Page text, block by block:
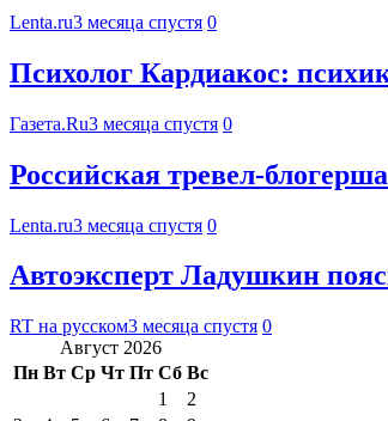
Lenta.ru3 месяца спустя 0
Психолог Кардиакос:
Газета.Ru3 месяца спустя 0
Российская тревел-
Lenta.ru3 месяца спустя 0
Автоэксперт Ладушкин
RT на русском3 месяца спустя 0
Август 2026
Пн Вт Ср Чт Пт Сб Вс
1
2